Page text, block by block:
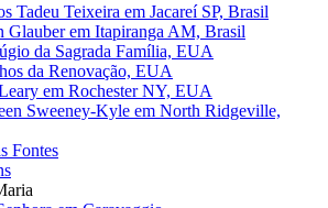
Tadeu Teixeira em Jacareí SP, Brasil
Glauber em Itapiranga AM, Brasil
da Sagrada Família, EUA
da Renovação, EUA
em Rochester NY, EUA
Sweeney-Kyle em North Ridgeville,
Fontes